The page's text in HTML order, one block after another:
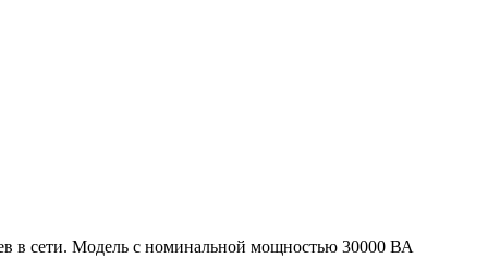
в сети. Модель с номинальной мощностью 30000 ВА